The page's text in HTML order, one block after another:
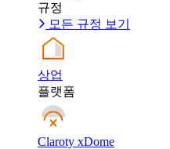
규정
모든 규정 보기
상업
플랫폼
Claroty xDome